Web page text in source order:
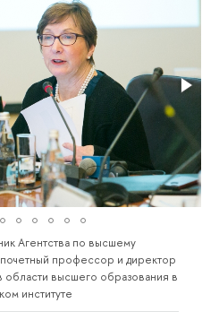
Агентства по высшему
профессор и директор
области высшего образования в
институте